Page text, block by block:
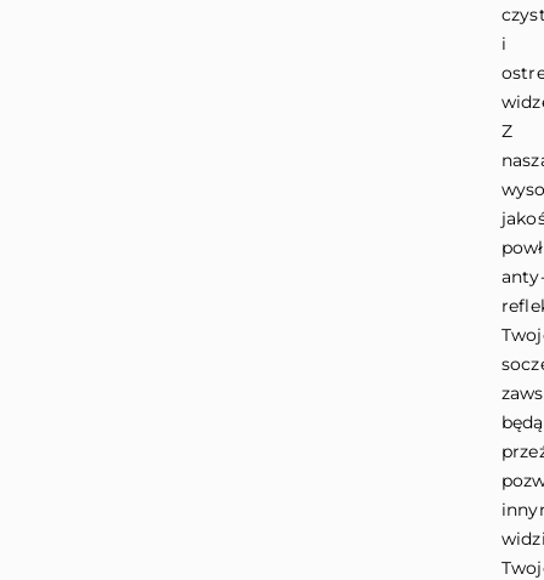
i
Z
będą